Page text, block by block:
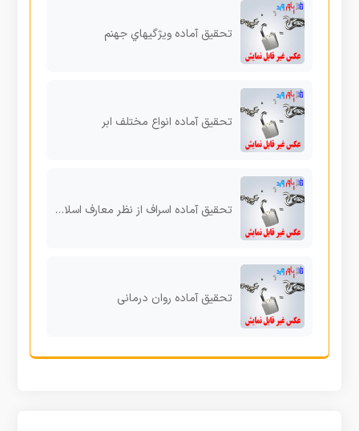
تحقیق آماده ویژگیهاي جهنم
تحقیق آماده انواع مختلف ابر
تحقیق آماده اسراف از نظر معارف اسلامی
تحقیق آماده روان درمانی